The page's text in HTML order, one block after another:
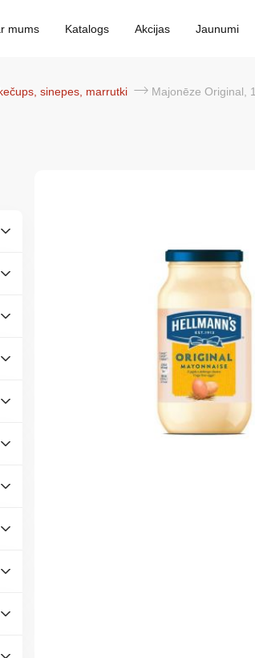
mums Katalogs Akcijas Jaunumi
sinepes, marrutki Majonēze Original, 12*405ml,